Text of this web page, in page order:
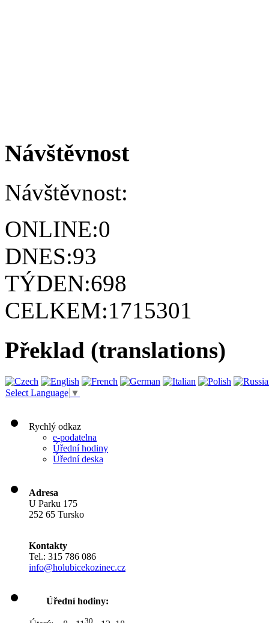
Návštěvnost
Návštěvnost:
ONLINE:0
DNES:93
TÝDEN:698
CELKEM:1715301
Překlad (translations)
Select Language ▼
Rychlý odkaz
e-podatelna
Úřední hodiny
Úřední deska
Adresa
U Parku 175
252 65 Tursko
Kontakty
Tel.: 315 786 086
info@holubicekozinec.cz
Úřední hodiny:
30